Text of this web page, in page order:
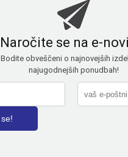
Naročite se na e-
Bodite obveščeni o najnovejših
najugodnejših ponudbah!